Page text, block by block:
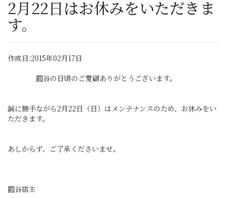
2月22日はお休みをいただきま
す。
作成日:2015年02月17日
圓谷の日頃のご愛顧ありがとうございます。
誠に勝手ながら2月22日（日）はメンテナンスのため、お休みをい
ただきます。
あしからず、ご了承くださいませ。
圓谷店主